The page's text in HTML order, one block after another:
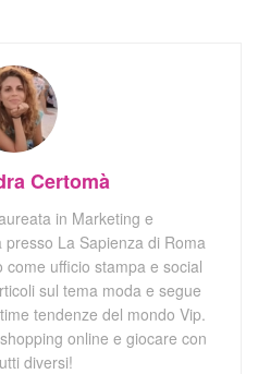
Certomà
in Marketing e
La Sapienza di Roma
ufficio stampa e social
sul tema moda e segue
tendenze del mondo Vip.
online e giocare con
diversi!